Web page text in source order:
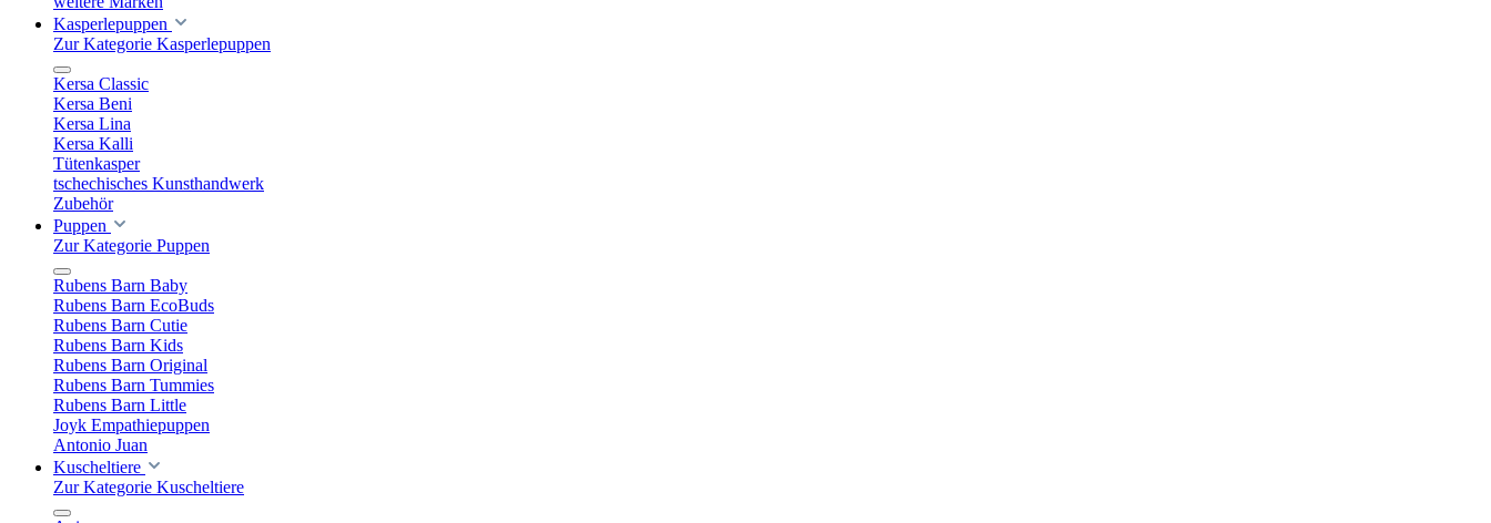
Kasperlepuppen
Zur Kategorie Kasperlepuppen
Kersa Classic
Kersa Beni
Kersa Lina
Kersa Kalli
Tütenkasper
tschechisches Kunsthandwerk
Zubehör
Puppen
Zur Kategorie Puppen
Rubens Barn Baby
Rubens Barn EcoBuds
Rubens Barn Cutie
Rubens Barn Kids
Rubens Barn Original
Rubens Barn Tummies
Rubens Barn Little
Joyk Empathiepuppen
Antonio Juan
Kuscheltiere
Zur Kategorie Kuscheltiere